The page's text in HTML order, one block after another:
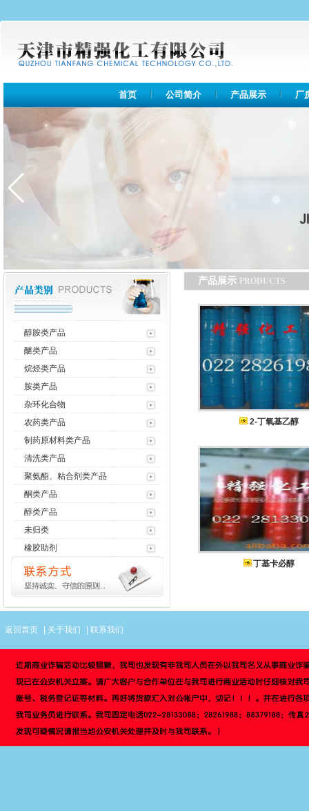
首页 公司简介 产品展示 厂
醇胺类产品
醚类产品
烷烃类产品
胺类产品
杂环化合物
农药类产品
制药原材料类产品
清洗类产品
聚氨酯、粘合剂类产品
酮类产品
醇类产品
未归类
橡胶助剂
产品展示 PRODUCTS
2-丁氧基乙醇
丁基卡必醇
返回首页 关于我们 |联系我们